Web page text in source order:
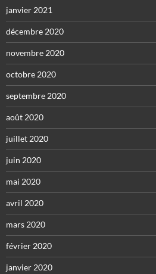
janvier 2021
décembre 2020
novembre 2020
octobre 2020
septembre 2020
août 2020
juillet 2020
juin 2020
mai 2020
avril 2020
mars 2020
février 2020
janvier 2020